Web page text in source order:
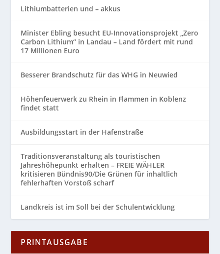
Lithiumbatterien und – akkus
Minister Ebling besucht EU-Innovationsprojekt „Zero
Carbon Lithium“ in Landau – Land fördert mit rund
17 Millionen Euro
Besserer Brandschutz für das WHG in Neuwied
Höhenfeuerwerk zu Rhein in Flammen in Koblenz
findet statt
Ausbildungsstart in der Hafenstraße
Traditionsveranstaltung als touristischen
Jahreshöhepunkt erhalten – FREIE WÄHLER
kritisieren Bündnis90/Die Grünen für inhaltlich
fehlerhaften Vorstoß scharf
Landkreis ist im Soll bei der Schulentwicklung
PRINTAUSGABE